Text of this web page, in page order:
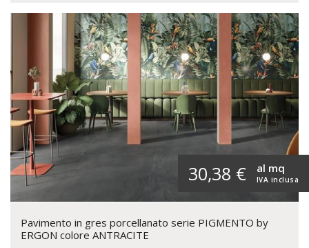
30,38 € IVA inclusa
al mq
Pavimento in gres porcellanato serie PIGMENTO by
ERGON colore ANTRACITE